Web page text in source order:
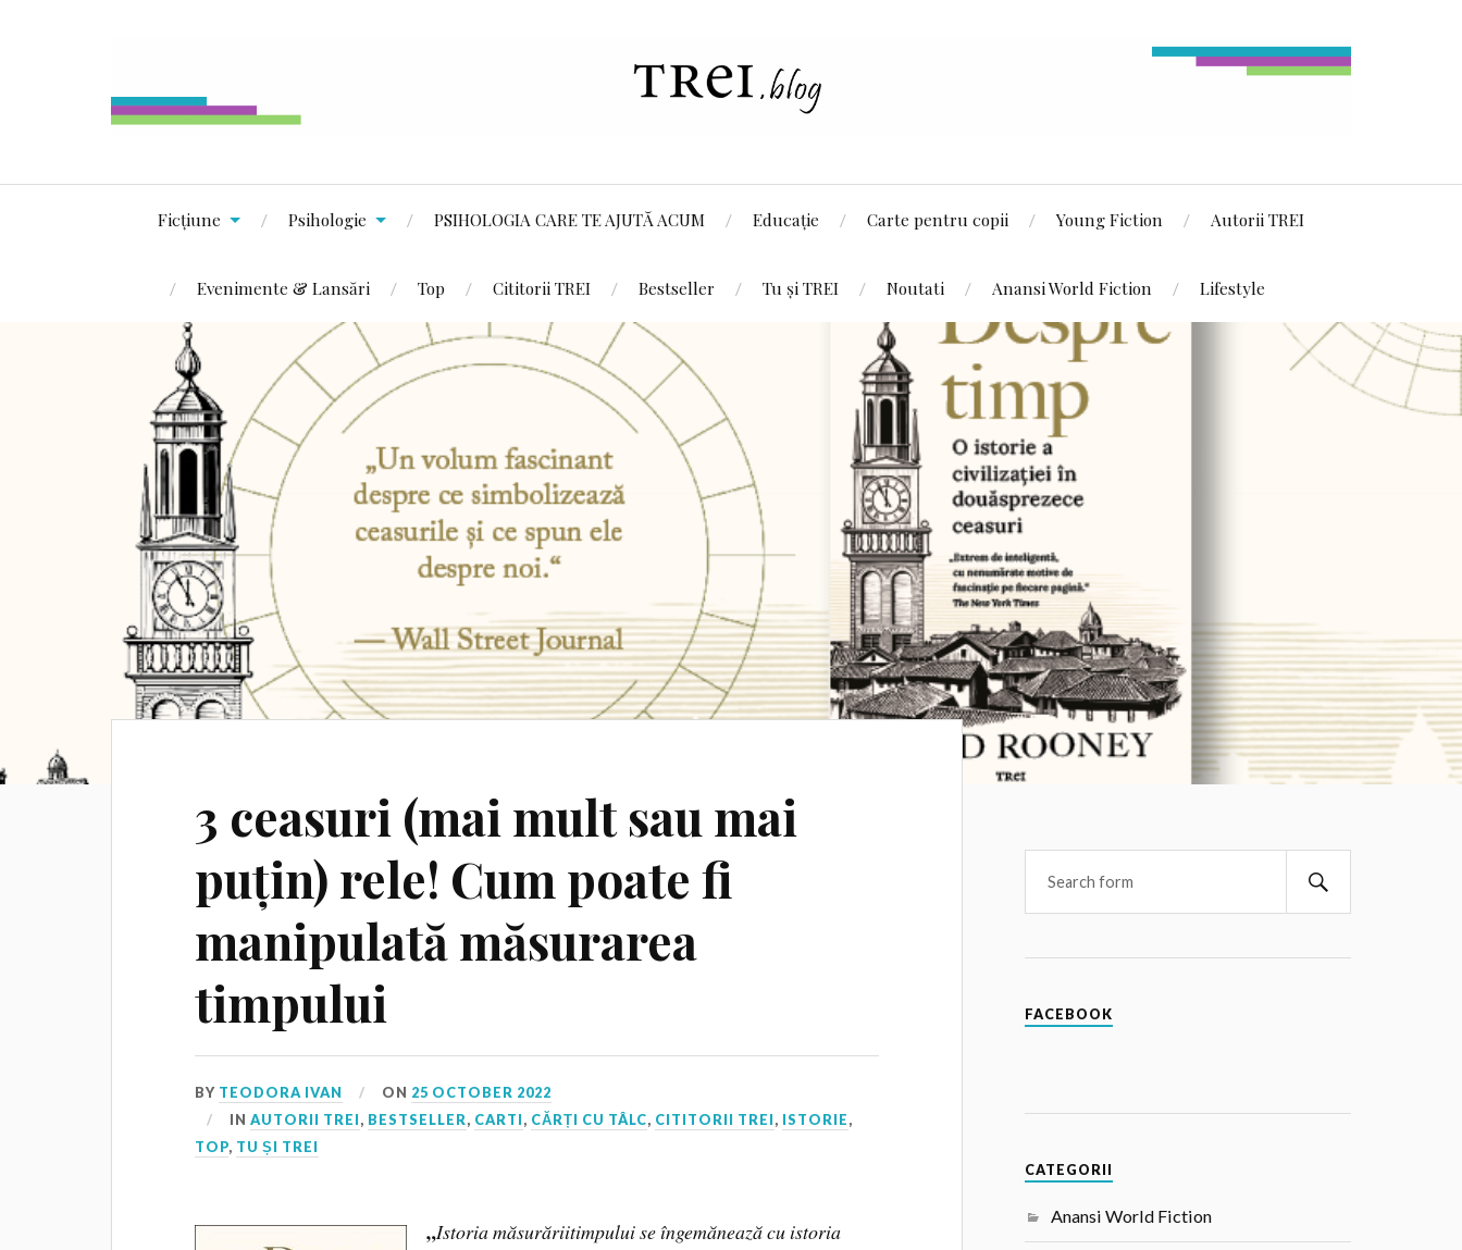
Ficțiune Psihologie PSIHOLOGIA CARE TE AJUTĂ ACUM Educație Carte pentru copii Young Fiction Autorii TREI
Evenimente & Lansări Top Cititorii TREI Bestseller Tu și TREI Noutati Anansi World Fiction Lifestyle
3 ceasuri (mai mult sau mai
puțin) rele! Cum poate fi
manipulată măsurarea
timpului
BY TEODORA IVAN ON 25 OCTOBER 2022
INAUTORII TREI, BESTSELLER, CARTI, CĂRȚI CU TÂLC, CITITORII TREI, ISTORIE,
TOP, TU ȘI TREI
„Istoria măsurăriitimpului se îngemănează cu istoria
FACEBOOK
CATEGORII
Anansi World Fiction